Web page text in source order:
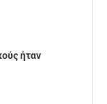
ήταν